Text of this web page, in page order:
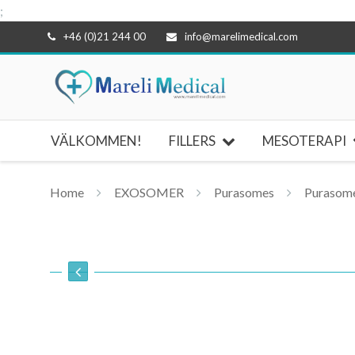
;
till
+46 (0)21 244 00 info@marelimedical.com
VÄLKOMMEN! FILLERS MESOTERAPI
Home EXOSOMER Purasomes